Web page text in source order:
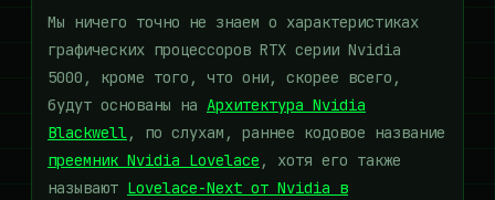
Мы ничего точно не знаем о характеристиках
графических процессоров RTX серии Nvidia
5000, кроме того, что они, скорее всего,
будут основаны на Архитектура Nvidia
Blackwell, по слухам, раннее кодовое название
преемник Nvidia Lovelace , хотя его также
называют Lovelace-Next от Nvidia в